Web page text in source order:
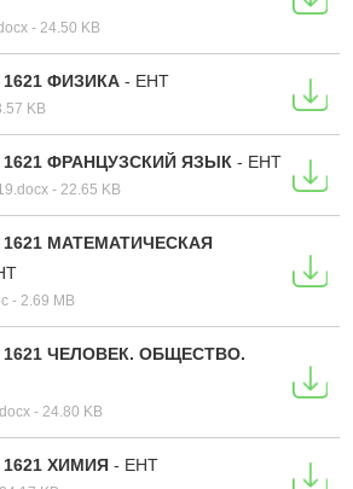
- 24.50 KB
1621 ФИЗИКА - ЕНТ
KB
1621 ФРАНЦУЗСКИЙ ЯЗЫК - ЕНТ
- 22.65 KB
1621 МАТЕМАТИЧЕСКАЯ
- 2.69 MB
1621 ЧЕЛОВЕК. ОБЩЕСТВО.
- 24.80 KB
1621 ХИМИЯ - ЕНТ